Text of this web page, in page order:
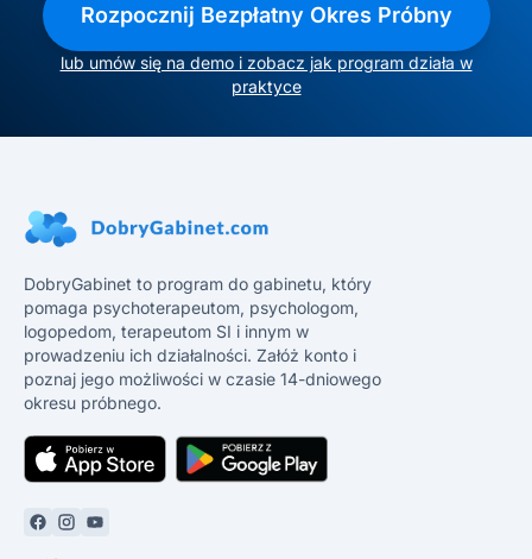
Rozpocznij Bezpłatny Okres Próbny
lub umów się na demo i zobacz jak program działa w
praktyce
DobryGabinet to program do gabinetu, który
pomaga psychoterapeutom, psychologom,
logopedom, terapeutom SI i innym w
prowadzeniu ich działalności. Załóż konto i
poznaj jego możliwości w czasie 14-dniowego
okresu próbnego.